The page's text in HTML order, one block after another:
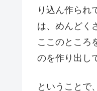
り込ん作られ
は、めんどく
ここのところ
のを作り出し
ということで